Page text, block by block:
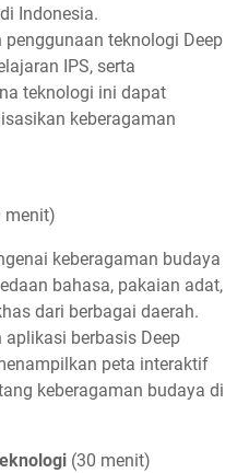
Indonesia.
penggunaan teknologi Deep
IPS, serta
teknologi ini dapat
keberagaman
menit)
keberagaman budaya
bahasa, pakaian adat,
dari berbagai daerah.
aplikasi berbasis Deep
peta interaktif
keberagaman budaya di
(30 menit)